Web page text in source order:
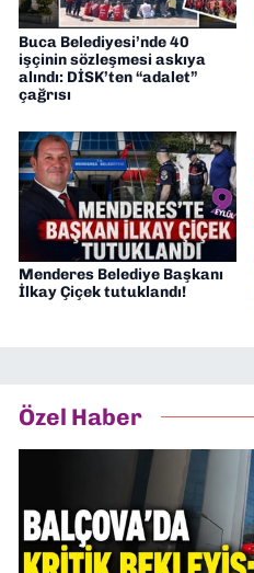
Buca Belediyesi’nde 40
işçinin sözleşmesi askıya
alındı: DİSK’ten “adalet”
çağrısı
Menderes Belediye Başkanı
İlkay Çiçek tutuklandı!
Özel Haber